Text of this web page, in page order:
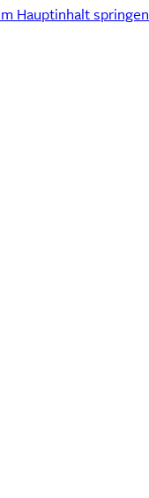
Hauptinhalt springen